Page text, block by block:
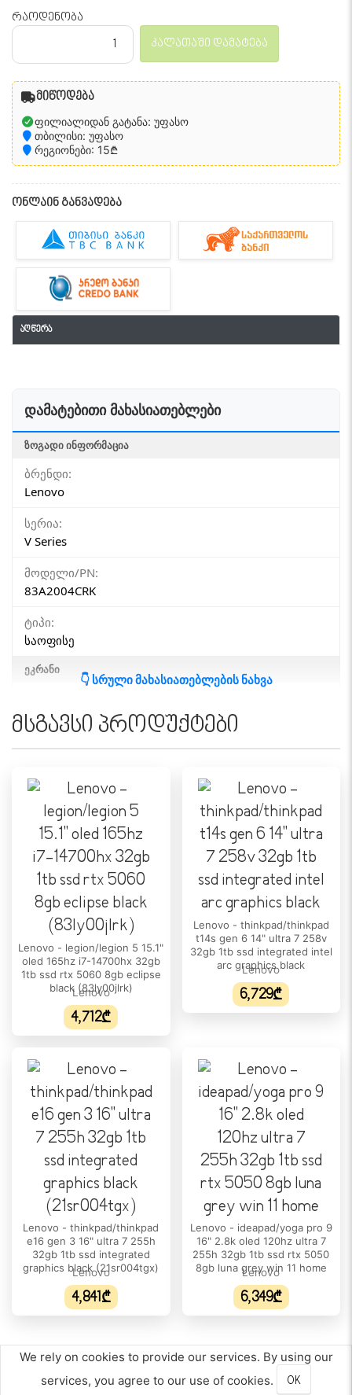
რაოდენობა
კალათაში დამატება
მიწოდება
ფილიალიდან გატანა: უფასო
თბილისი: უფასო
რეგიონები: 15₾
ონლაინ განვადება
აღწერა
დამატებითი მახასიათებლები
ᲖᲝᲒᲐᲓᲘ ᲘᲜᲤᲝᲠᲛᲐᲪᲘᲐ
ბრენდი:
Lenovo
სერია:
V Series
მოდელი/PN:
83A2004CRK
ტიპი:
საოფისე
ᲔᲙᲠᲐᲜᲘ
17.3"
სენსორული ეკრანი:
ეკრანის ტიპი:
გარჩევადობა:
1920 × 1080 (Full HD)
განახლების სიხშირე:
60 Hz
სიკაშკაშე:
300 nits
ეკრანის ფორმატი:
N/A
ᲞᲠᲝᲪᲔᲡᲝᲠᲘ
პროცესორის/ჩიპსეტის ტიპი:
Intel Core i5
პროცესორის მოდელი:
13420H
ბირთვების რაოდენობა:
8
პროცესორის ნაკადი:
პროცესორის მწარმოებელი:
პროცესორის მაქსიმალური სიხშირე:
4.6 GHz
👇 სრული მახასიათებლების ნახვა
მსგავსი პროდუქტები
Lenovo - legion/legion 5 15.1"
oled 165hz i7-14700hx 32gb
1tb ssd rtx 5060 8gb eclipse
black (83ly00jlrk)
Lenovo
4,712₾
Lenovo - thinkpad/thinkpad
t14s gen 6 14" ultra 7 258v
32gb 1tb ssd integrated intel
arc graphics black
Lenovo
6,729₾
Lenovo - thinkpad/thinkpad
e16 gen 3 16" ultra 7 255h
32gb 1tb ssd integrated
graphics black (21sr004tgx)
Lenovo
4,841₾
Lenovo - ideapad/yoga pro 9
16" 2.8k oled 120hz ultra 7
255h 32gb 1tb ssd rtx 5050
8gb luna grey win 11 home
Lenovo
6,349₾
We rely on cookies to provide our services. By using our
services, you agree to our use of cookies.
OK